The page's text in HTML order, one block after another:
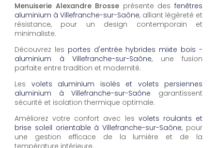
Menuiserie Alexandre Brosse présente desfenêtres
aluminium à Villefranche-sur-Saône, alliant légèreté et
résistance, pour un design contemporain et
minimaliste.
Découvrez les portes d'entrée hybrides mixte bois -
aluminium à Villefranche-sur-Saône, une fusion
parfaite entre tradition et modernité.
Les volets aluminium isolés et volets persiennes
aluminium à Villefranche-sur-Saône garantissent
sécurité et isolation thermique optimale.
Améliorez votre confort avec les volets roulants et
brise soleil orientable à Villefranche-sur-Saône, pour
une gestion efficace de la lumière et de la
température intérieure.